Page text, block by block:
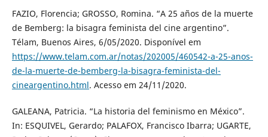
FAZIO, Florencia; GROSSO, Romina. “A 25 años de la muerte
de Bemberg: la bisagra feminista del cine argentino”.
Télam, Buenos Aires, 6/05/2020. Disponível em
https://www.telam.com.ar/notas/202005/460542-a-25-anos-
de-la-muerte-de-bemberg-la-bisagra-feminista-del-
cineargentino.html. Acesso em 24/11/2020.
GALEANA, Patricia. “La historia del feminismo en México”.
In: ESQUIVEL, Gerardo; PALAFOX, Francisco Ibarra; UGARTE,